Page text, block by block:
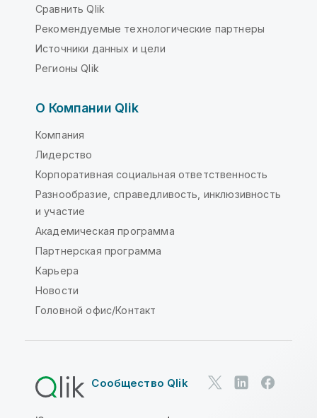
Сравнить Qlik
Рекомендуемые технологические партнеры
Источники данных и цели
Регионы Qlik
О Компании Qlik
Компания
Лидерство
Корпоративная социальная ответственность
Разнообразие, справедливость, инклюзивность
и участие
Академическая программа
Партнерская программа
Карьера
Новости
Головной офис/Контакт
Сообщество Qlik